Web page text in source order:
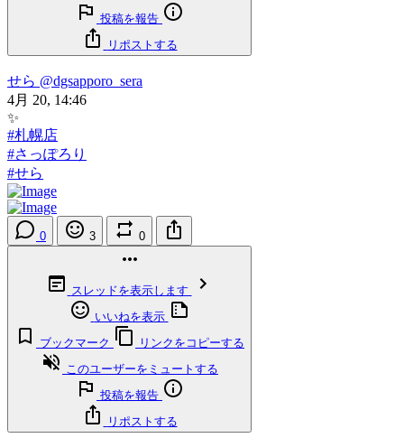
投稿を報告
リポストする
せら @dgsapporo_sera
4月 20, 14:46
✨
#札幌店
#さっぽろり
#せら
0 3 0
スレッドを表示します
いいねを表示
ブックマーク
リンクをコピーする
このユーザーをミュートする
投稿を報告
リポストする